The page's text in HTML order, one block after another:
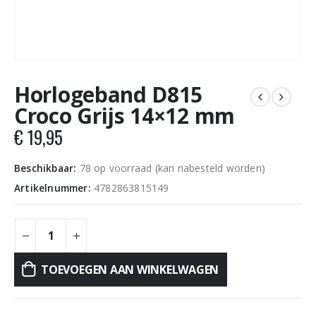
Horlogeband D815
Croco Grijs 14×12 mm
€19,95
Beschikbaar: 78 op voorraad (kan nabesteld worden)
Artikelnummer: 4782863815149
TOEVOEGEN AAN WINKELWAGEN